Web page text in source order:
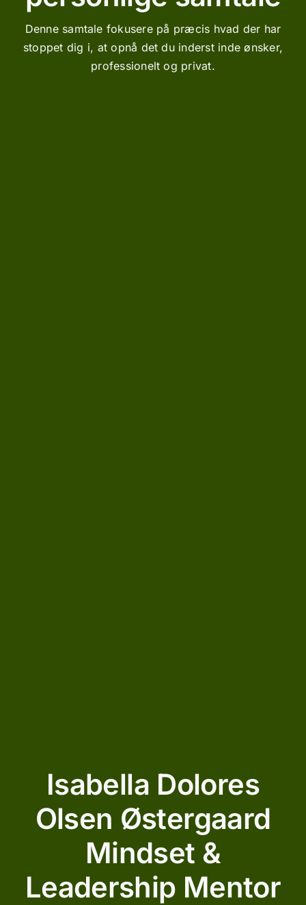
Denne samtale fokusere på præcis hvad der har
stoppet dig i, at opnå det du inderst inde ønsker,
professionelt og privat.
Isabella Dolores
Olsen Østergaard
Mindset &
Leadership Mentor